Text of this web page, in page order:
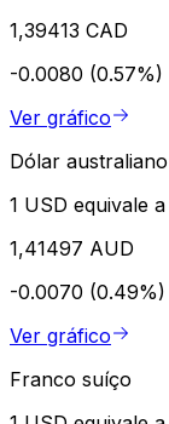
1,39413 CAD
-0.0080 (0.57%)
Ver gráfico
Dólar australiano
1 USD equivale a
1,41497 AUD
-0.0070 (0.49%)
Ver gráfico
Franco suíço